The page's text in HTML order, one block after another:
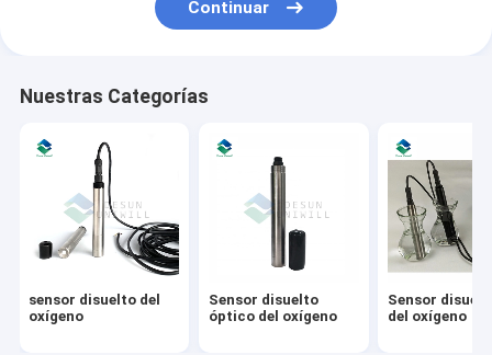
Sensor aceite/agua
Sensor suspendido de los sólidos
Sensor azul de las algas verdes
Sensor potencial de la oxidación-reducción
Sensor del nitrato del agua
Continuar
Nuestras Categorías
sensor disuelto del
oxígeno
Sensor disuelto
óptico del oxígeno
Sensor
del oxígeno